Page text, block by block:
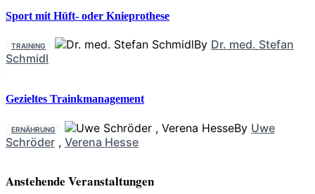
Sport mit Hüft- oder Knieprothese
TRAINING By Dr. med. Stefan
Schmidl
Gezieltes Trainkmanagement
ERNÄHRUNG By Uwe
Schröder , Verena Hesse
Anstehende Veranstaltungen